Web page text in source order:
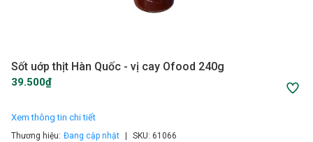
Sốt uớp thịt Hàn Quốc - vị cay Ofood 240g
39.500₫
Xem thông tin chi tiết
Thương hiệu: Đang cập nhật SKU: 61066